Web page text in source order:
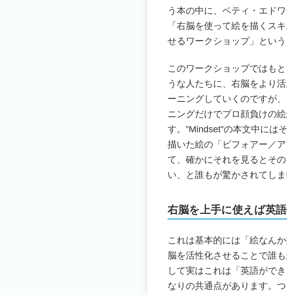
う本の中に、ベティ・エド
「右脳を使って絵を描くス
せるワークショップ」とい
このワークショップではも
うな人たちに、右脳をより
ーニングしていくのですが
ニングだけでプロ顔負けの
す。”Mindset”の本文中には
描いた絵の「ビフォアー／
て、確かにそれを見るとそ
い、と誰もが驚かされてしま
右脳を上手に使えば英
これは基本的には「絵なん
脳を活性化させることで誰
して実はこれは「英語がで
なりの共通点があります。